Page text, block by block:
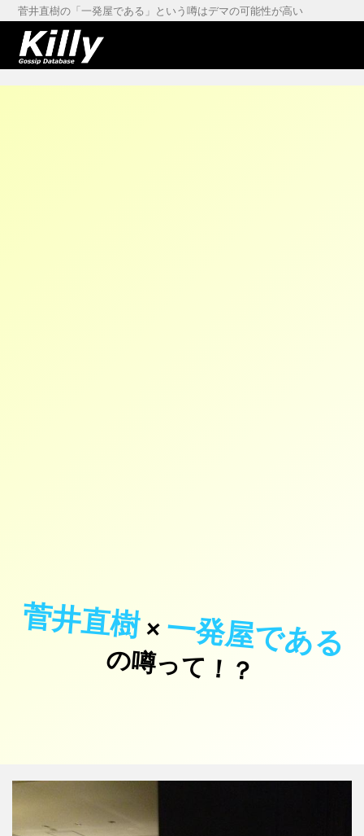
菅井直樹の「一発屋である」という噂はデマの可能性が高い
菅井直樹×一発屋である
の噂って！？